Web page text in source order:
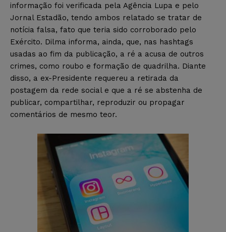
informação foi verificada pela Agência Lupa e pelo
Jornal Estadão, tendo ambos relatado se tratar de
notícia falsa, fato que teria sido corroborado pelo
Exército. Dilma informa, ainda, que, nas hashtags
usadas ao fim da publicação, a ré a acusa de outros
crimes, como roubo e formação de quadrilha. Diante
disso, a ex-Presidente requereu a retirada da
postagem da rede social e que a ré se abstenha de
publicar, compartilhar, reproduzir ou propagar
comentários de mesmo teor.